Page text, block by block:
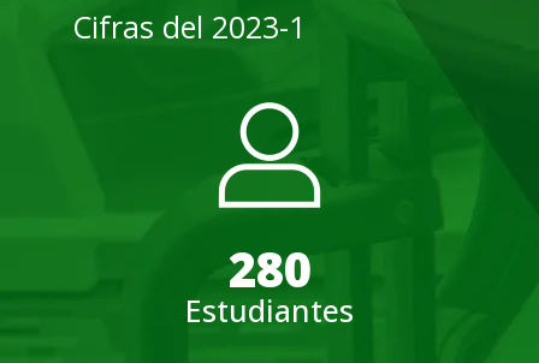
Cifras del 2023-1
280
Estudiantes